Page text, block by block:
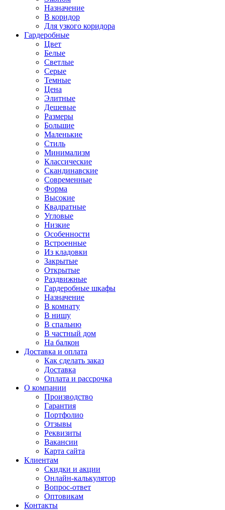
Назначение
В коридор
Для узкого коридора
Гардеробные
Цвет
Белые
Светлые
Серые
Темные
Цена
Элитные
Дешевые
Размеры
Большие
Маленькие
Стиль
Минимализм
Классические
Скандинавские
Современные
Форма
Высокие
Квадратные
Угловые
Низкие
Особенности
Встроенные
Из кладовки
Закрытые
Открытые
Раздвижные
Гардеробные шкафы
Назначение
В комнату
В нишу
В спальню
В частный дом
На балкон
Доставка и оплата
Как сделать заказ
Доставка
Оплата и рассрочка
О компании
Производство
Гарантия
Портфолио
Отзывы
Реквизиты
Вакансии
Карта сайта
Клиентам
Скидки и акции
Онлайн-калькулятор
Вопрос-ответ
Оптовикам
Контакты